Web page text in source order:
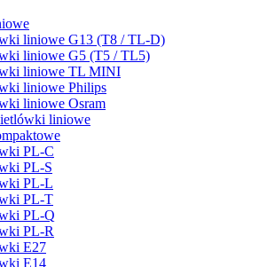
liniowe G13 (T8 / TL-D)
liniowe G5 (T5 / TL5)
liniowe TL MINI
liniowe Philips
liniowe Osram
liniowe
PL-C
PL-S
PL-L
PL-T
PL-Q
PL-R
E27
E14